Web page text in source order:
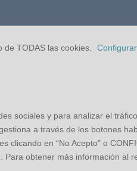
TODAS las cookies.
sociales y para analizar el
a través de los botones
clicando en “No Acepto" o
. Para obtener más información al